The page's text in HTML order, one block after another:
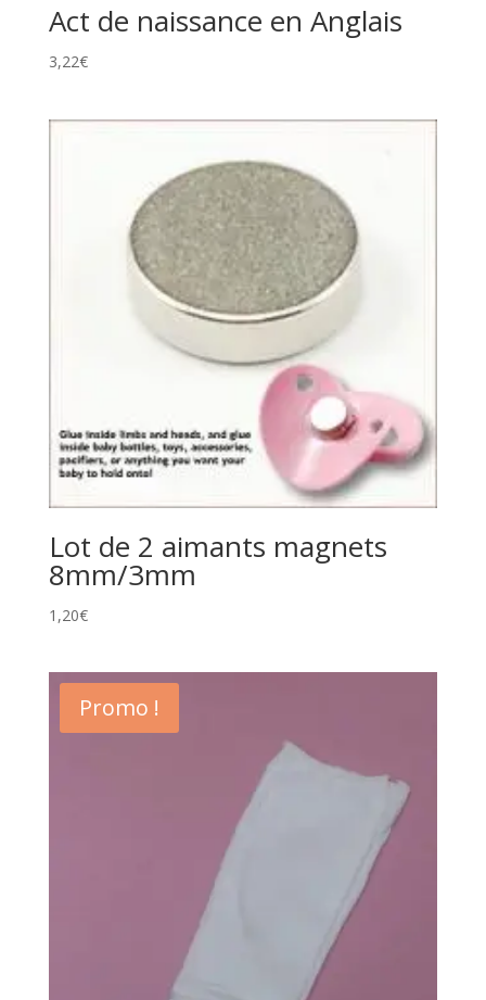
Act de naissance en Anglais
3,22€
Lot de 2 aimants magnets
8mm/3mm
1,20€
Promo !